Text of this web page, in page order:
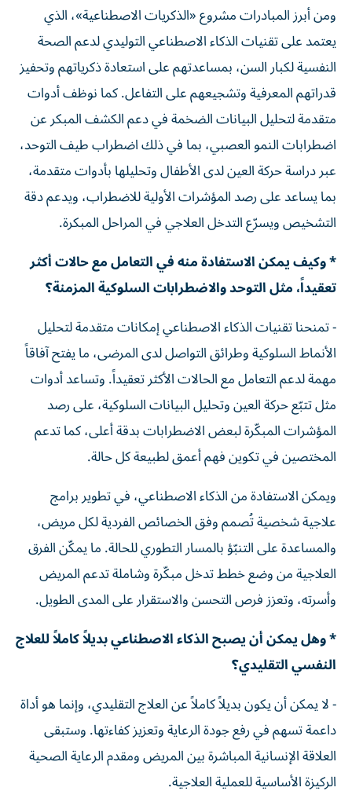
ومن أبرز المبادرات مشروع «الذكريات الاصطناعية»، الذي
يعتمد على تقنيات الذكاء الاصطناعي التوليدي لدعم الصحة
النفسية لكبار السن، بمساعدتهم على استعادة ذكرياتهم وتحفيز
قدراتهم المعرفية وتشجيعهم على التفاعل. كما نوظف أدوات
متقدمة لتحليل البيانات الضخمة في دعم الكشف المبكر عن
اضطرابات النمو العصبي، بما في ذلك اضطراب طيف التوحد،
عبر دراسة حركة العين لدى الأطفال وتحليلها بأدوات متقدمة،
بما يساعد على رصد المؤشرات الأولية للاضطراب، ويدعم دقة
التشخيص ويسرّع التدخل العلاجي في المراحل المبكرة.
* وكيف يمكن الاستفادة منه في التعامل مع حالات أكثر
تعقيداً، مثل التوحد والاضطرابات السلوكية المزمنة؟
- تمنحنا تقنيات الذكاء الاصطناعي إمكانات متقدمة لتحليل
الأنماط السلوكية وطرائق التواصل لدى المرضى، ما يفتح آفاقاً
مهمة لدعم التعامل مع الحالات الأكثر تعقيداً. وتساعد أدوات
مثل تتبّع حركة العين وتحليل البيانات السلوكية، على رصد
المؤشرات المبكّرة لبعض الاضطرابات بدقة أعلى، كما تدعم
المختصين في تكوين فهم أعمق لطبيعة كل حالة.
ويمكن الاستفادة من الذكاء الاصطناعي، في تطوير برامج
علاجية شخصية تُصمم وفق الخصائص الفردية لكل مريض،
والمساعدة على التنبّؤ بالمسار التطوري للحالة. ما يمكّن الفرق
العلاجية من وضع خطط تدخل مبكّرة وشاملة تدعم المريض
وأسرته، وتعزز فرص التحسن والاستقرار على المدى الطويل.
* وهل يمكن أن يصبح الذكاء الاصطناعي بديلاً كاملاً للعلاج
النفسي التقليدي؟
- لا يمكن أن يكون بديلاً كاملاً عن العلاج التقليدي، وإنما هو أداة
داعمة تسهم في رفع جودة الرعاية وتعزيز كفاءتها. وستبقى
العلاقة الإنسانية المباشرة بين المريض ومقدم الرعاية الصحية
الركيزة الأساسية للعملية العلاجية.